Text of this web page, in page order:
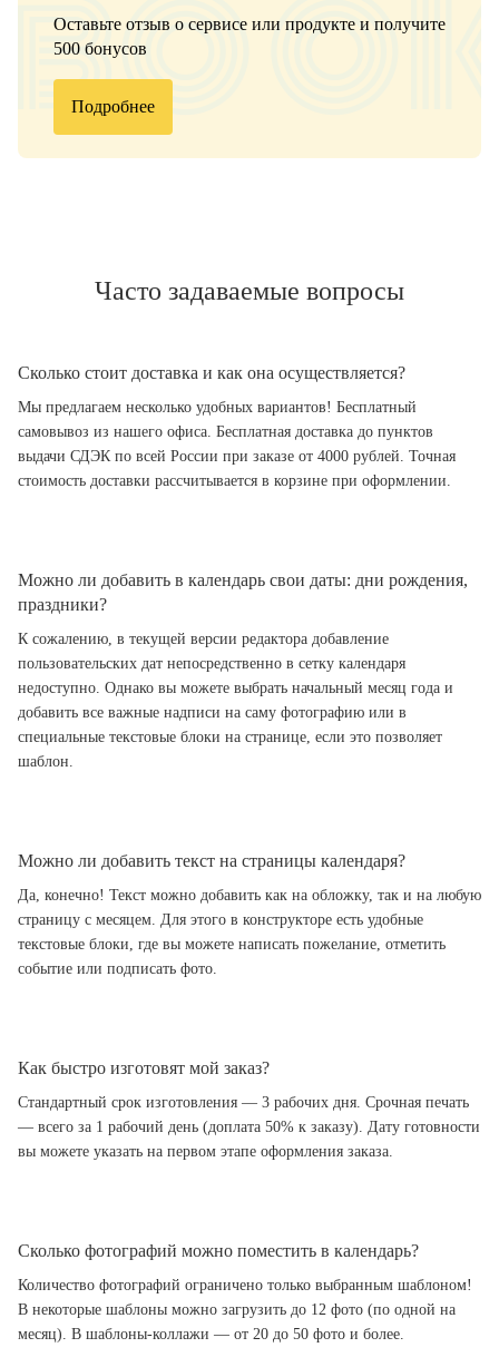
Оставьте отзыв о сервисе или продукте и получите
500 бонусов
Подробнее
Часто задаваемые вопросы
Сколько стоит доставка и как она осуществляется?
Мы предлагаем несколько удобных вариантов! Бесплатный
самовывоз из нашего офиса. Бесплатная доставка до пунктов
выдачи СДЭК по всей России при заказе от 4000 рублей. Точная
стоимость доставки рассчитывается в корзине при оформлении.
Можно ли добавить в календарь свои даты: дни рождения,
праздники?
К сожалению, в текущей версии редактора добавление
пользовательских дат непосредственно в сетку календаря
недоступно. Однако вы можете выбрать начальный месяц года и
добавить все важные надписи на саму фотографию или в
специальные текстовые блоки на странице, если это позволяет
шаблон.
Можно ли добавить текст на страницы календаря?
Да, конечно! Текст можно добавить как на обложку, так и на любую
страницу с месяцем. Для этого в конструкторе есть удобные
текстовые блоки, где вы можете написать пожелание, отметить
событие или подписать фото.
Как быстро изготовят мой заказ?
Стандартный срок изготовления — 3 рабочих дня. Срочная печать
— всего за 1 рабочий день (доплата 50% к заказу). Дату готовности
вы можете указать на первом этапе оформления заказа.
Сколько фотографий можно поместить в календарь?
Количество фотографий ограничено только выбранным шаблоном!
В некоторые шаблоны можно загрузить до 12 фото (по одной на
месяц). В шаблоны-коллажи — от 20 до 50 фото и более.